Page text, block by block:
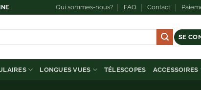
Qui sommes-nous? FAQ Contact
SE
LONGUES VUES TÉLESCOPES ACCESSOIRES